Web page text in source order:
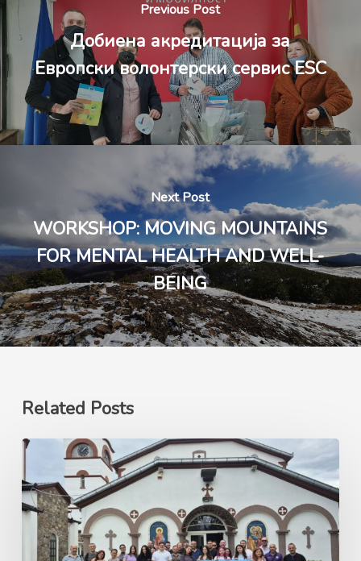
Previous Post
Добиена акредитација за
Eвропски волонтерски сервис ESC
Next Post
WORKSHOP: MOVING MOUNTAINS
FOR MENTAL HEALTH AND WELL-
BEING
Related Posts
Ерасмус+
GANDALF
Green
Advocacy